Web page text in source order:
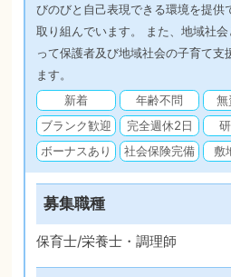
びのびと自己表現できる環境を提供
取り組んでいます。 また、地域社
って保護者及び地域社会の子育て支
ます。
新着
年齢不問 無
ブランク歓迎
完全週休2日
ボーナスあり
社会保険完備 敷
募集職種
保育士/栄養士・調理師